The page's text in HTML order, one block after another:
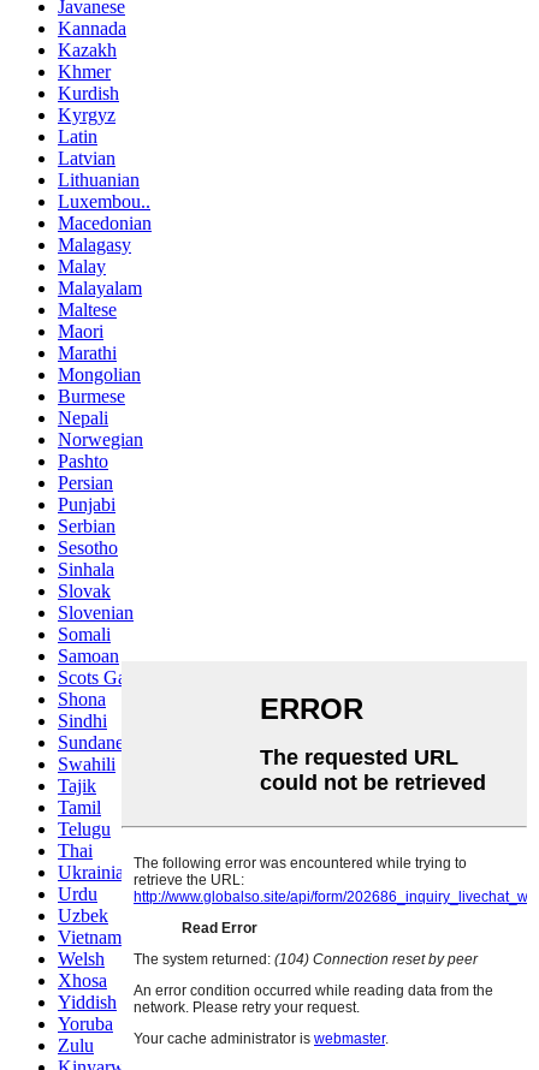
Javanese
Kannada
Kazakh
Khmer
Kurdish
Kyrgyz
Latin
Latvian
Lithuanian
Luxembou..
Macedonian
Malagasy
Malay
Malayalam
Maltese
Maori
Marathi
Mongolian
Burmese
Nepali
Norwegian
Pashto
Persian
Punjabi
Serbian
Sesotho
Sinhala
Slovak
Slovenian
Somali
Samoan
Scots Gaelic
Shona
Sindhi
Sundanese
Swahili
Tajik
Tamil
Telugu
Thai
Ukrainian
Urdu
Uzbek
Vietnamese
Welsh
Xhosa
Yiddish
Yoruba
Zulu